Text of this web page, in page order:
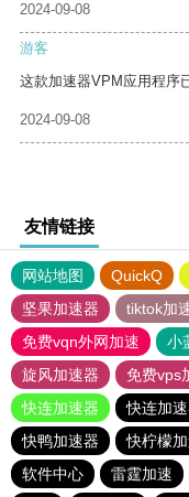
2024-09-08
游客
这款加速器VPM应用程序
2024-09-08
友情链接
网站地图 QuickQ
坚果加速器
tiktok加
免费vqn外网加速
小
旋风加速器
免费vps
快连加速器
快连加
快鸭加速器
快柠檬
软件中心
雷霆加速